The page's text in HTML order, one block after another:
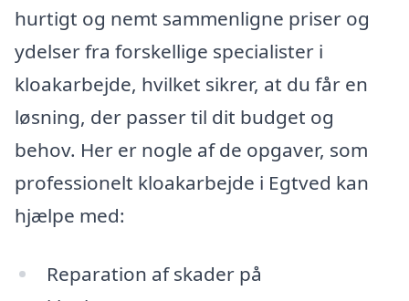
hurtigt og nemt sammenligne priser og
ydelser fra forskellige specialister i
kloakarbejde, hvilket sikrer, at du får en
løsning, der passer til dit budget og
behov. Her er nogle af de opgaver, som
professionelt kloakarbejde i Egtved kan
hjælpe med:
Reparation af skader på